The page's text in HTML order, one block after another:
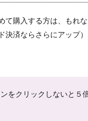
て購入する方は、もれな
決済ならさらにアップ）
をクリックしないと５